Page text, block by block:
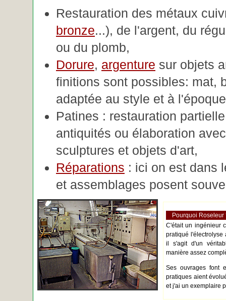
Restauration des métaux
bronze...), de l'argent, du
ou du plomb,
Dorure, argenture sur objets
finitions sont possibles: mat,
adaptée au style et à
Patines : restauration
antiquités ou élaboration
sculptures et objets d'art,
Réparations : ici on est dans
et assemblages posent
Pourquoi Roseleur
C'était un ingénieur
pratiqué l'électrolyse
il s'agit d'un
manière assez
Ses ouvrages font
pratiques aient
et j'ai un exemplaire